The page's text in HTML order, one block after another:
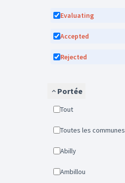
Evaluating
Accepted
Rejected
Portée
Tout
Toutes les communes
Abilly
Ambillou